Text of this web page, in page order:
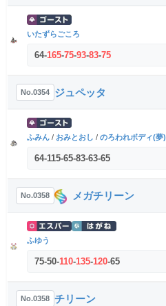
いたずらごころ
64-165-75-93-83-75
No.0354 ジュペッタ
ふみん / おみとおし / のろわれボディ(夢)
64-115-65-83-63-65
No.0358 メガチリーン
ふゆう
75-50-110-135-120-65
No.0358 チリーン